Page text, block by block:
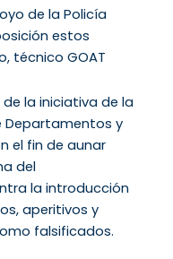
de la Policía
estos
técnico GOAT
la iniciativa de la
Departamentos y
el fin de aunar
del
la introducción
aperitivos y
falsificados.